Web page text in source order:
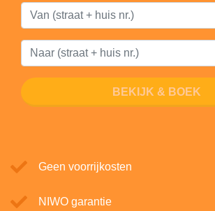
BEKIJK & BOEK
Geen voorrijkosten
NIWO garantie